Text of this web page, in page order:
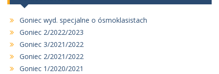
Goniec wyd. specjalne o ósmoklasistach
Goniec 2/2022/2023
Goniec 3/2021/2022
Goniec 2/2021/2022
Goniec 1/2020/2021